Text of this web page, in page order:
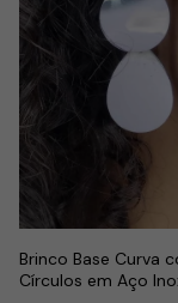
Brinco Base Curva
Círculos em Aço